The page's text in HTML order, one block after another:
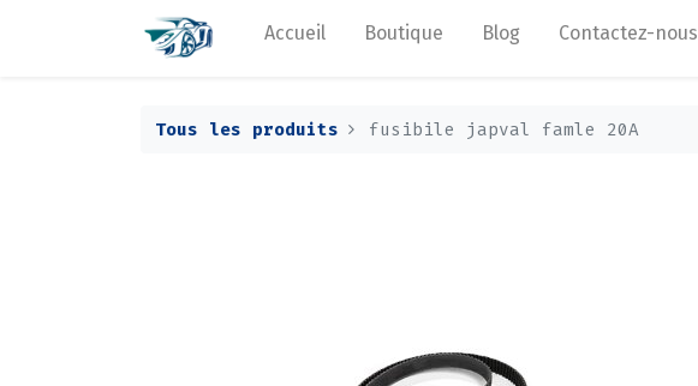
Accueil Boutique Blog Contactez-nous
Tous les produits fusibile japval famle 20A